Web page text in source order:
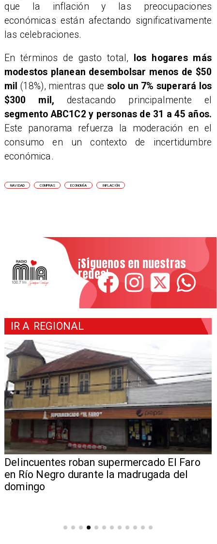
que la inflación y las preocupaciones
económicas están afectando significativamente
las celebraciones.
En términos de gasto total,
los hogares más
modestos planean desembolsar menos de $50
mil (18%), mientras que solo un 7% superará los
$300 mil, destacando principalmente el
segmento ABC1C2 y personas de 31 a 45 años.
Este panorama refuerza la moderación en el
consumo en un contexto de incertidumbre
económica.
NAVIDAD COMPRAS ECONOMÍA INFLACIÓN
¡Síguenos en nuestras
redes!
IR A REGIONAL
Delincuentes roban supermercado El Faro
en Río Negro durante la madrugada del
domingo